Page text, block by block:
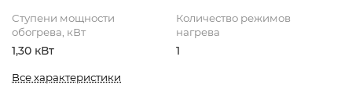
Ступени мощности
обогрева, кВт
1,30 кВт
Количество режимов
нагрева
1
Все характеристики